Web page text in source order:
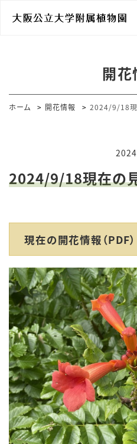
開花
ホーム 開花情報 2024/9/18現
2024/9/18現在の
現在の開花情報（PDF）